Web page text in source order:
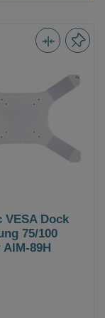
VESA Dock
75/100
89H